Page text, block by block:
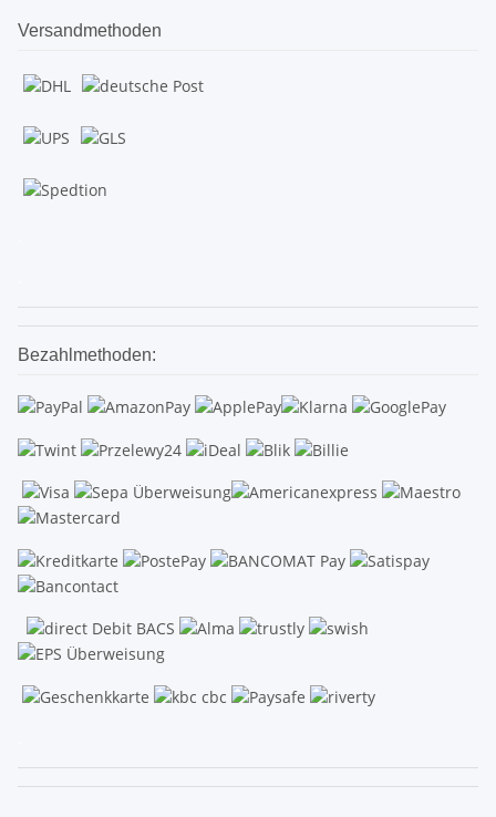
Versandmethoden
Bezahlmethoden: